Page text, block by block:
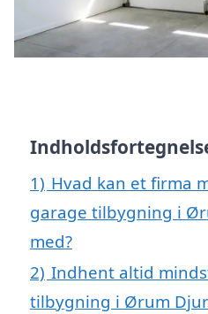
1) Hvad kan et firma
garage tilbygning i
med?
2) Indhent altid
tilbygning i Ørum